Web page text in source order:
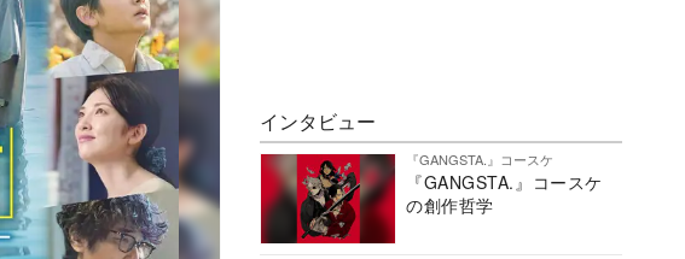
インタビュー
『GANGSTA.』コースケ
『GANGSTA.』コースケ
の創作哲学